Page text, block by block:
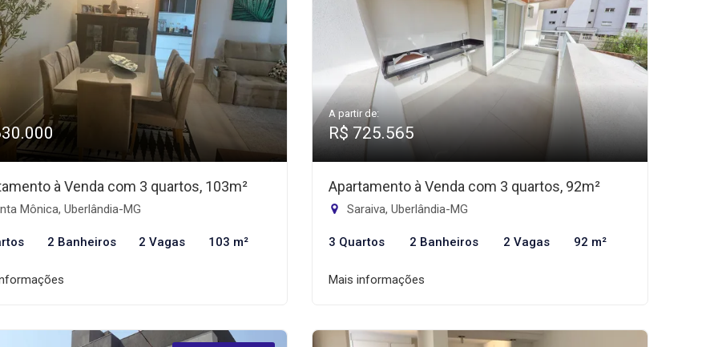
à Venda com 3 quartos, 103m²
Mônica, Uberlândia-MG
2 Banheiros 2 Vagas 103 m²
A partir de:
R$ 725.565
Apartamento à Venda com 3 quartos, 92m²
Saraiva, Uberlândia-MG
3 Quartos 2 Banheiros 2 Vagas 92 m²
Mais informações